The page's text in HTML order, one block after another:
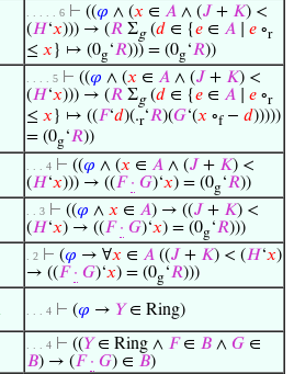
. . . . . 6 ⊢ ((𝜑 ∧ (𝑥 ∈ 𝐴 ∧ (𝐽 + 𝐾) <
(𝐻‘𝑥))) → (𝑅 Σg(𝑑 ∈ {𝑒 ∈ 𝐴 𝑒 ∘r
≤ 𝑥 } ↦ (0g‘𝑅))) = (0g‘𝑅))
. . . . 5 ⊢ ((𝜑 ∧ (𝑥 ∈ 𝐴 ∧ (𝐽 + 𝐾) <
(𝐻‘𝑥))) → (𝑅 Σg(𝑑 ∈ {𝑒 ∈ 𝐴 𝑒 ∘r
≤ 𝑥 } ↦ ((𝐹‘𝑑)(.r‘𝑅)(𝐺‘(𝑥 ∘f− 𝑑)))))
= (0g‘𝑅))
. . . 4 ⊢ ((𝜑 ∧ (𝑥 ∈ 𝐴 ∧ (𝐽 + 𝐾) <
(𝐻‘𝑥))) → ((𝐹 · 𝐺)‘𝑥) = (0g‘𝑅))
. . 3 ⊢ ((𝜑 ∧ 𝑥 ∈ 𝐴) → ((𝐽 + 𝐾) <
(𝐻‘𝑥) → ((𝐹 · 𝐺)‘𝑥) = (0g‘𝑅)))
. 2 ⊢ (𝜑 → ∀𝑥 ∈ 𝐴 ((𝐽 + 𝐾) < (𝐻‘𝑥)
→ ((𝐹 · 𝐺)‘𝑥) = (0g‘𝑅)))
. . . 4 ⊢ (𝜑 → 𝑌∈ Ring)
. . . 4 ⊢ ((𝑌∈ Ring ∧ 𝐹∈ 𝐵 ∧ 𝐺 ∈
𝐵) → (𝐹 · 𝐺) ∈ 𝐵)